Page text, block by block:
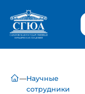
—Научные
сотрудники